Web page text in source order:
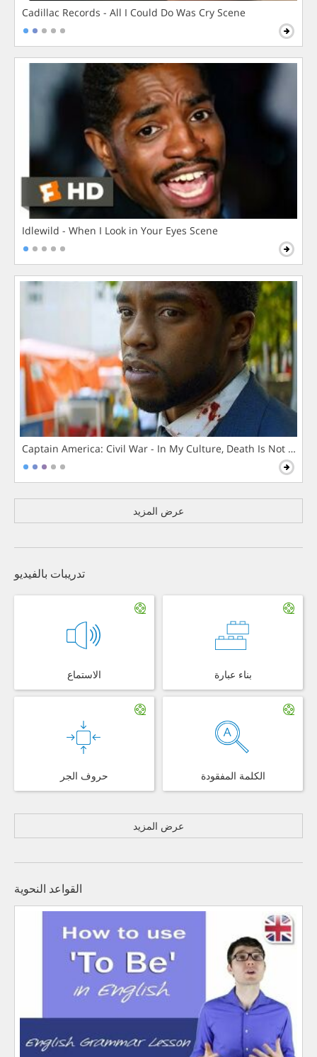
Cadillac Records - All I Could Do Was Cry Scene
Idlewild - When I Look in Your Eyes Scene
Captain America: Civil War - In My Culture, Death Is Not The
عرض المزيد
تدريبات بالفيديو
الاستماع بناء عبارة
حروف الجر الكلمة المفقودة
عرض المزيد
القواعد النحوية